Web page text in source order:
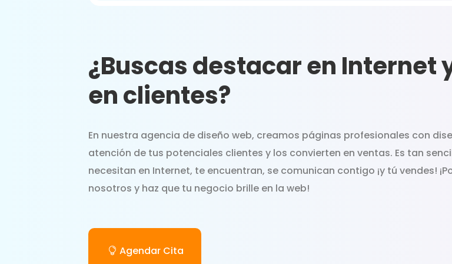
¿Buscas destacar en
en clientes?
En nuestra agencia de diseño web, creamos páginas profesionales con
atención de tus potenciales clientes y los convierten en ventas. Es tan
necesitan en Internet, te encuentran, se comunican contigo ¡y tú vendes!
nosotros y haz que tu negocio brille en la web!
Agendar Cita